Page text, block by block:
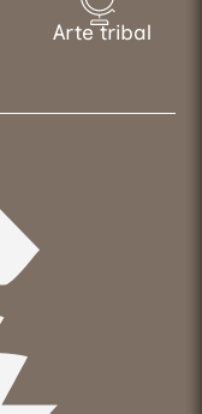
Arte tribal